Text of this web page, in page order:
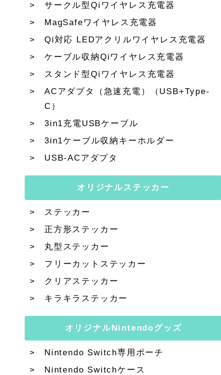
サークル型Qiワイヤレス充電器
MagSafeワイヤレス充電器
Qi対応 LEDアクリルワイヤレス充電器
ケーブル収納Qiワイヤレス充電器
スタンド型Qiワイヤレス充電器
ACアダプタ（急速充電）（USB+Type-
C）
3in1充電USBケーブル
3in1ケーブル収納キーホルダー
USB-ACアダプタ
オリジナルステッカー
ステッカー
正方形ステッカー
丸型ステッカー
フリーカットステッカー
クリアステッカー
キラキラステッカー
オリジナルNintendoグッズ
Nintendo Switch専用ポーチ
Nintendo Switchケース